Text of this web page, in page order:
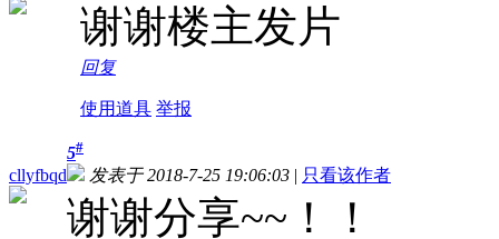
谢谢楼主发片
回复
使用道具 举报
cllyfbqd
5#
发表于 2018-7-25 19:06:03 | 只看该作者
谢谢分享~~！！